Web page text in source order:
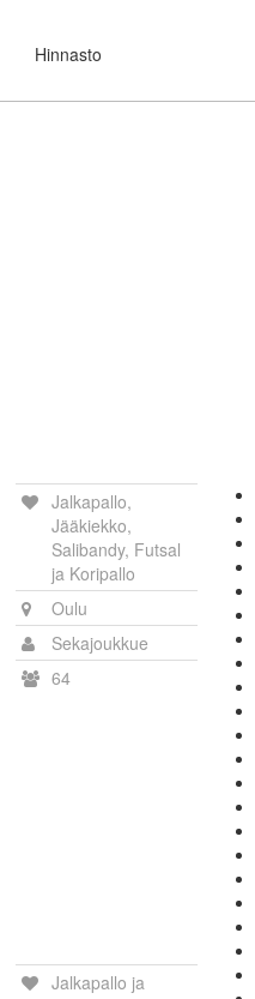
Hinnasto
Jalkapallo,
Jääkiekko,
Salibandy, Futsal
ja Koripallo
Oulu
Sekajoukkue
64
Jalkapallo ja